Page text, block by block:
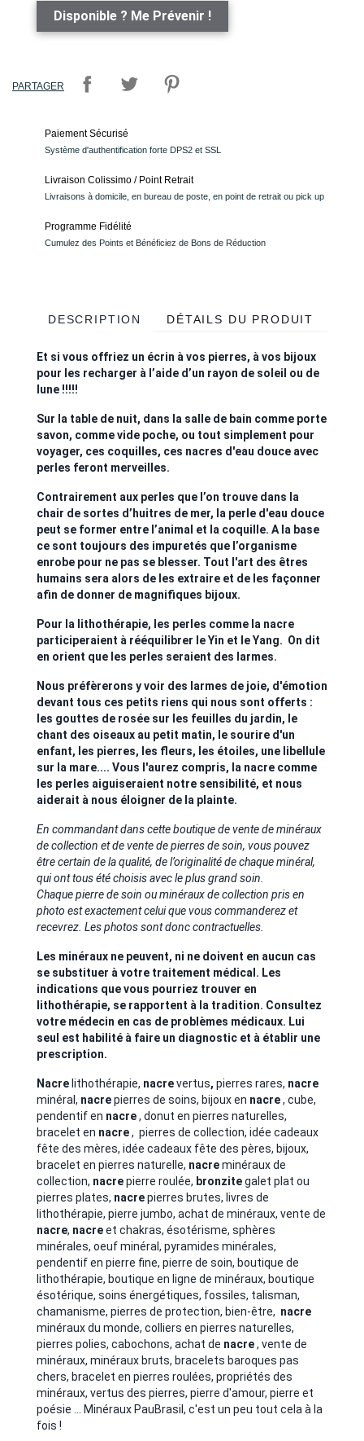
Disponible ? Me Prévenir !
PARTAGER
Paiement Sécurisé
Système d'authentification forte DPS2 et SSL
Livraison Colissimo / Point Retrait
Livraisons à domicile, en bureau de poste, en point de retrait ou pick up
Programme Fidélité
Cumulez des Points et Bénéficiez de Bons de Réduction
DESCRIPTION DÉTAILS DU PRODUIT
Et si vous offriez un écrin à vos pierres, à vos bijoux
pour les recharger à l’aide d’un rayon de soleil ou de
lune !!!!!
Sur la table de nuit, dans la salle de bain comme porte
savon, comme vide poche, ou tout simplement pour
voyager, ces coquilles, ces nacres d'eau douce avec
perles feront merveilles.
Contrairement aux perles que l’on trouve dans la
chair de sortes d’huitres de mer, la perle d'eau douce
peut se former entre l’animal et la coquille. A la base
ce sont toujours des impuretés que l’organisme
enrobe pour ne pas se blesser. Tout l'art des êtres
humains sera alors de les extraire et de les façonner
afin de donner de magnifiques bijoux.
Pour la lithothérapie, les perles comme la nacre
participeraient à rééquilibrer le Yin et le Yang. On dit
en orient que les perles seraient des larmes.
Nous préfèrerons y voir des larmes de joie, d'émotion
devant tous ces petits riens qui nous sont offerts :
les gouttes de rosée sur les feuilles du jardin, le
chant des oiseaux au petit matin, le sourire d'un
enfant, les pierres, les fleurs, les étoiles, une libellule
sur la mare.... Vous l'aurez compris, la nacre comme
les perles aiguiseraient notre sensibilité, et nous
aiderait à nous éloigner de la plainte.
En commandant dans cette boutique de vente de minéraux
de collection et de vente de pierres de soin, vous pouvez
être certain de la qualité, de l’originalité de chaque minéral,
qui ont tous été choisis avec le plus grand soin.
Chaque pierre de soin ou minéraux de collection pris en
photo est exactement celui que vous commanderez et
recevrez. Les photos sont donc contractuelles.
Les minéraux ne peuvent, ni ne doivent en aucun cas
se substituer à votre traitement médical. Les
indications que vous pourriez trouver en
lithothérapie, se rapportent à la tradition. Consultez
votre médecin en cas de problèmes médicaux. Lui
seul est habilité à faire un diagnostic et à établir une
prescription.
Nacre lithothérapie, nacrevertus, pierres rares, nacre
minéral, nacrepierres de soins, bijoux en nacre, cube,
pendentif en nacre, donut en pierres naturelles,
bracelet en nacre, pierres de collection, idée cadeaux
fête des mères, idée cadeaux fête des pères, bijoux,
bracelet en pierres naturelle, nacreminéraux de
collection, nacrepierre roulée, bronzitegalet plat ou
pierres plates, nacrepierres brutes, livres de
lithothérapie, pierre jumbo, achat de minéraux, vente de
nacre, nacreet chakras, ésotérisme, sphères
minérales, oeuf minéral, pyramides minérales,
pendentif en pierre fine, pierre de soin, boutique de
lithothérapie, boutique en ligne de minéraux, boutique
ésotérique, soins énergétiques, fossiles, talisman,
chamanisme, pierres de protection, bien-être, nacre
minéraux du monde, colliers en pierres naturelles,
pierres polies, cabochons, achat de nacre, vente de
minéraux, minéraux bruts, bracelets baroques pas
chers, bracelet en pierres roulées, propriétés des
minéraux, vertus des pierres, pierre d'amour, pierre et
poésie ... Minéraux PauBrasil, c'est un peu tout cela à la
fois !